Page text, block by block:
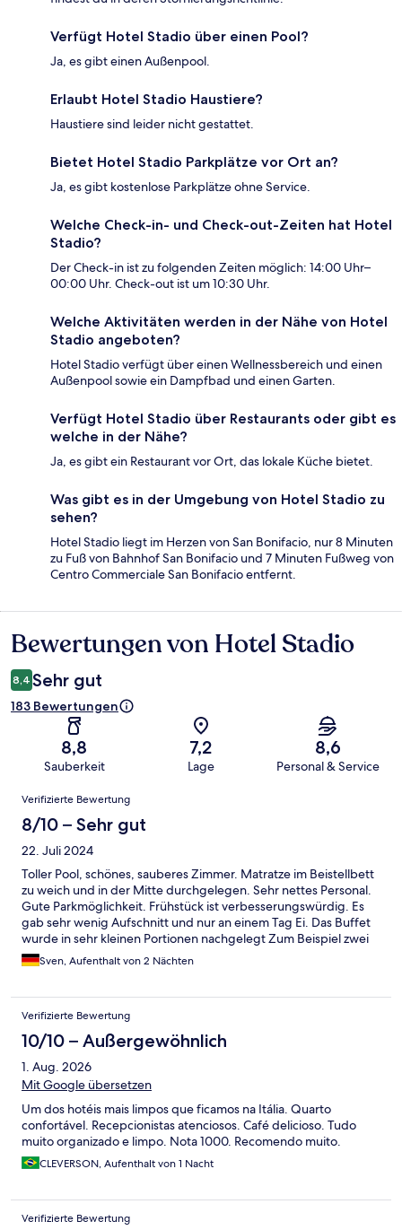
Verfügt Hotel Stadio über einen Pool?
Ja, es gibt einen Außenpool.
Erlaubt Hotel Stadio Haustiere?
Haustiere sind leider nicht gestattet.
Bietet Hotel Stadio Parkplätze vor Ort an?
Ja, es gibt kostenlose Parkplätze ohne Service.
Welche Check-in- und Check-out-Zeiten hat Hotel
Stadio?
Der Check-in ist zu folgenden Zeiten möglich: 14:00 Uhr–
00:00 Uhr. Check-out ist um 10:30 Uhr.
Welche Aktivitäten werden in der Nähe von Hotel
Stadio angeboten?
Hotel Stadio verfügt über einen Wellnessbereich und einen
Außenpool sowie ein Dampfbad und einen Garten.
Verfügt Hotel Stadio über Restaurants oder gibt es
welche in der Nähe?
Ja, es gibt ein Restaurant vor Ort, das lokale Küche bietet.
Was gibt es in der Umgebung von Hotel Stadio zu
sehen?
Hotel Stadio liegt im Herzen von San Bonifacio, nur 8 Minuten
zu Fuß von Bahnhof San Bonifacio und 7 Minuten Fußweg von
Centro Commerciale San Bonifacio entfernt.
Bewertungen
Bewertungen von Hotel Stadio
8,4 Sehr gut
183 Bewertungen
8,8
Sauberkeit
7,2
Lage
8,6
Personal & Service
Bewertungen
Verifizierte Bewertung
8/10 – Sehr gut
22. Juli 2024
Toller Pool, schönes, sauberes Zimmer. Matratze im Beistellbett
zu weich und in der Mitte durchgelegen. Sehr nettes Personal.
Gute Parkmöglichkeit. Frühstück ist verbesserungswürdig. Es
gab sehr wenig Aufschnitt und nur an einem Tag Ei. Das Buffet
wurde in sehr kleinen Portionen nachgelegt Zum Beispiel zwei
Pancakes.
Sven, Aufenthalt von 2 Nächten
Verifizierte Bewertung
10/10 – Außergewöhnlich
1. Aug. 2026
Mit Google übersetzen
Um dos hotéis mais limpos que ficamos na Itália. Quarto
confortável. Recepcionistas atenciosos. Café delicioso. Tudo
muito organizado e limpo. Nota 1000. Recomendo muito.
CLEVERSON, Aufenthalt von 1 Nacht
Verifizierte Bewertung